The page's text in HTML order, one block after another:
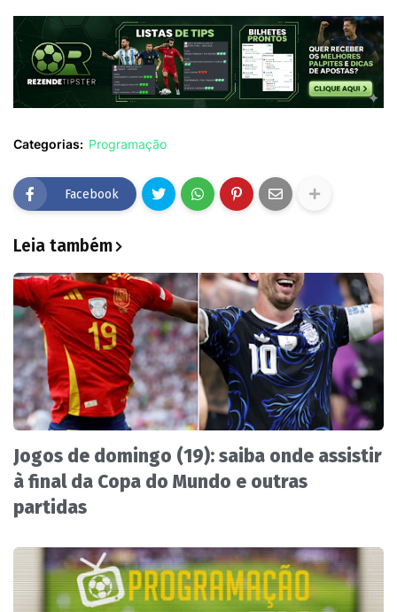
Categorias: Programação
Facebook
Leia também
Jogos de domingo (19): saiba onde assistir
à final da Copa do Mundo e outras
partidas